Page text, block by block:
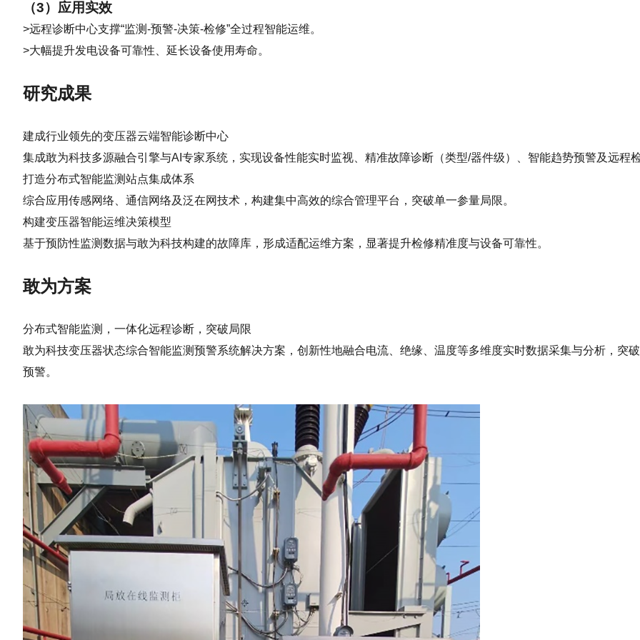
（3）应用实效
>远程诊断中心支撑“监测-预警-决策-检修”全过程智能运维。
>大幅提升发电设备可靠性、延长设备使用寿命。
研究成果
建成行业领先的变压器云端智能诊断中心
集成敢为科技多源融合引擎与AI专家系统，实现设备性能实时监视、精准故障诊断（类型/器件级）、智能趋势预警及远程检
打造分布式智能监测站点集成体系
综合应用传感网络、通信网络及泛在网技术，构建集中高效的综合管理平台，突破单一参量局限。
构建变压器智能运维决策模型
基于预防性监测数据与敢为科技构建的故障库，形成适配运维方案，显著提升检修精准度与设备可靠性。
敢为方案
分布式智能监测，一体化远程诊断，突破局限
敢为科技变压器状态综合智能监测预警系统解决方案，创新性地融合电流、绝缘、温度等多维度实时数据采集与分析，突
预警。